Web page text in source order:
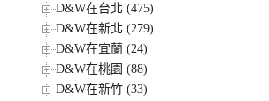
D&W在台北 (475)
D&W在新北 (279)
D&W在宜蘭 (24)
D&W在桃園 (88)
D&W在新竹 (33)